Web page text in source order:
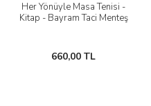
Her Yönüyle Masa Tenisi -
Kitap - Bayram Taci Menteş
660,00 TL